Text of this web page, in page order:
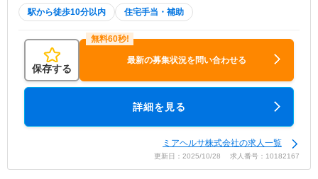
駅から徒歩10分以内 住宅手当・補助
保存する
最新の募集状況を問い合わせる
詳細を見る
ミアヘルサ株式会社の求人一覧
更新日：2025/10/28 求人番号：10182167